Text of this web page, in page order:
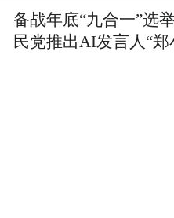
备战年底“九合一”选
民党推出AI发言人“郑